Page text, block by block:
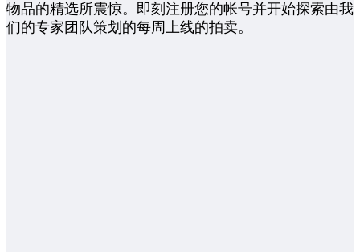
物品的精选所震惊。即刻注册您的帐号并开始探索由我
们的专家团队策划的每周上线的拍卖。